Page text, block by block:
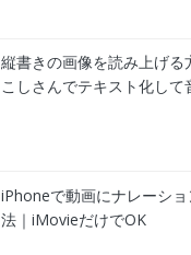
縦書きの画像を読み上げる
こしさんでテキスト化して
iPhoneで動画にナレーシ
法｜iMovieだけでOK